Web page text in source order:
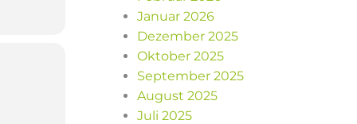
Januar 2026
Dezember 2025
Oktober 2025
September 2025
August 2025
Juli 2025